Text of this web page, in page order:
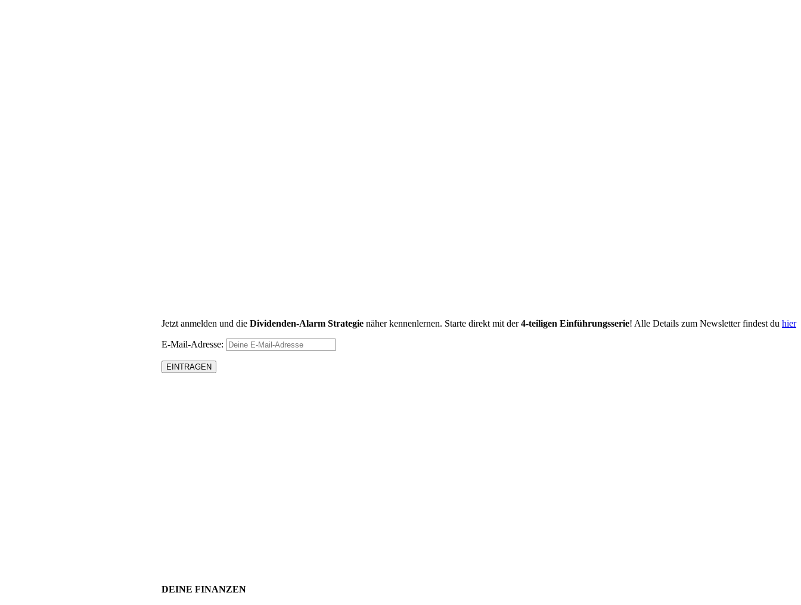
Jetzt anmelden und die Dividenden-Alarm Strategie näher kennenlernen. Starte direkt mit der4-teiligen Einführungsserie! Alle Details zum Newsletter findest du hier
E-Mail-Adresse:
DEINE FINANZEN